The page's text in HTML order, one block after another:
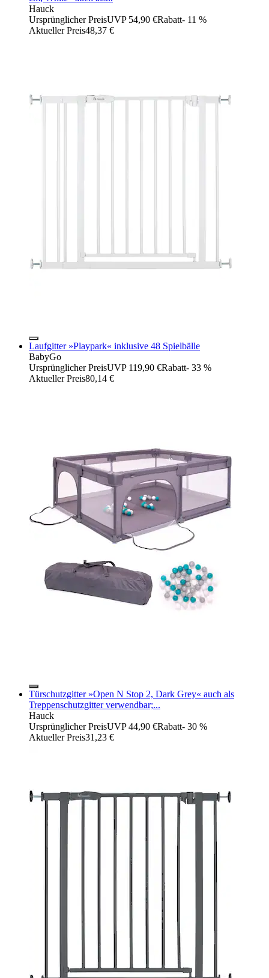
Hauck
Ursprünglicher PreisUVP 54,90 €Rabatt- 11 %
Aktueller Preis48,37 €
Laufgitter »Playpark« inklusive 48 Spielbälle
BabyGo
Ursprünglicher PreisUVP 119,90 €Rabatt- 33 %
Aktueller Preis80,14 €
Türschutzgitter »Open N Stop 2, Dark Grey« auch als
Treppenschutzgitter verwendbar;...
Hauck
Ursprünglicher PreisUVP 44,90 €Rabatt- 30 %
Aktueller Preis31,23 €